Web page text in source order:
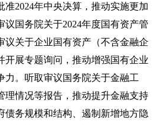
准2024年中央决算，推动实施更加
议国务院关于2024年度国有资产管
议关于企业国有资产（不含金融企
开展专题询问，推动增强国有企业
力。听取审议国务院关于金融工
理情况等报告，推动提升金融支持
债务规模和结构、遏制新增地方隐